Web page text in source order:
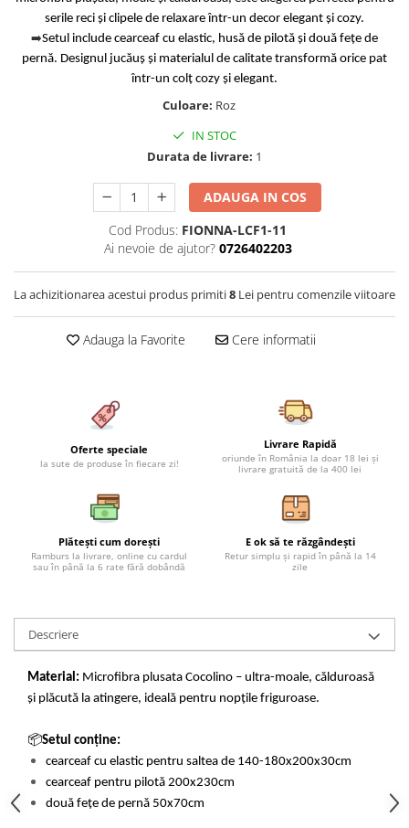
Cearceaf cu elastic 4 piese
Cearceaf normal 6 piese
Lenjerii Catifea
Lenjerii Pufoase Fluffy/ Rabbit
Bumbac Neted Nesatinat
Bumbac 100% Poplin Hobby
Lenjerii Satin Premium
Lenjerii Creponate
Huse De Pat Tricotate 160x200cm
Huse De Pat Tricotate 180x200cm
Huse Impermeabile
Huse Impermeabile 180x200cm
serile reci și clipele de relaxare într-un decor elegant și cozy.
➡️Setul include cearceaf cu elastic, husă de pilotă și două fețe de
pernă. Designul jucăuș și materialul de calitate transformă orice pat
într-un colț cozy și elegant.
Culoare: Roz
IN STOC
Durata de livrare: 1
ADAUGA IN COS
Cod Produs: FIONNA-LCF1-11
Ai nevoie de ajutor? 0726402203
La achizitionarea acestui produs primiti8 Lei pentru comenzile viitoare
Adauga la Favorite Cere informatii
Oferte speciale
la sute de produse în fiecare zi!
Livrare Rapidă
oriunde în România la doar 18 lei și
livrare gratuită de la 400 lei
Plătești cum dorești
Ramburs la livrare, online cu cardul
sau în până la 6 rate fără dobândă
E ok să te răzgândești
Retur simplu și rapid în până la 14
zile
Descriere
Material: Microfibra plusata Cocolino – ultra-moale, călduroasă
și plăcută la atingere, ideală pentru nopțile friguroase.
📦Setul conține:
cearceaf cu elastic pentru saltea de 140-180x200x30cm
cearceaf pentru pilotă 200x230cm
două fețe de pernă 50x70cm